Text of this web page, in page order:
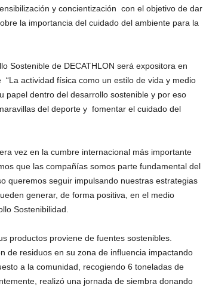
y concientización con el objetivo de dar
la importancia del cuidado del ambiente para la
Sostenible de DECATHLON será expositora en
actividad física como un estilo de vida y medio
papel dentro del desarrollo sostenible y por eso
del deporte y fomentar el cuidado del
vez en la cumbre internacional más importante
que las compañías somos parte fundamental del
queremos seguir impulsando nuestras estrategias
generar, de forma positiva, en el medio
Sostenibilidad.
productos proviene de fuentes sostenibles.
de residuos en su zona de influencia impactando
a la comunidad, recogiendo 6 toneladas de
realizó una jornada de siembra donando